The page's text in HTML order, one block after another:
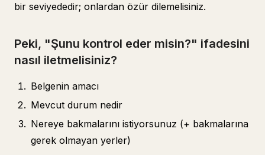
bir seviyededir; onlardan özür dilemelisiniz.
Peki, "Şunu kontrol eder misin?" ifadesini
nasıl iletmelisiniz?
Belgenin amacı
Mevcut durum nedir
Nereye bakmalarını istiyorsunuz (+ bakmalarına
gerek olmayan yerler)